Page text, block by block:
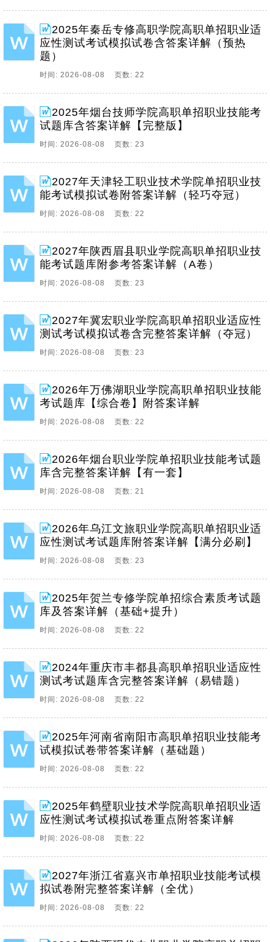
2025年秦岳专修高职学院高职单招职业适
应性测试考试模拟试卷含答案详解（预热
题）
时间: 2026-08-08 页数: 22
2025年烟台技师学院高职单招职业技能考
试题库含答案详解【完整版】
时间: 2026-08-08 页数: 23
2027年天津轻工职业技术学院单招职业技
能考试模拟试卷附答案详解（轻巧夺冠）
时间: 2026-08-08 页数: 22
2027年陕西眉县职业学院高职单招职业技
能考试题库附参考答案详解（A卷）
时间: 2026-08-08 页数: 23
2027年冀宏职业学院高职单招职业适应性
测试考试模拟试卷含完整答案详解（夺冠）
时间: 2026-08-08 页数: 23
2026年万佛湖职业学院高职单招职业技能
考试题库【综合卷】附答案详解
时间: 2026-08-08 页数: 22
2026年烟台职业学院单招职业技能考试题
库含完整答案详解【有一套】
时间: 2026-08-08 页数: 21
2026年乌江文旅职业学院高职单招职业适
应性测试考试题库附答案详解【满分必刷】
时间: 2026-08-08 页数: 23
2025年贺兰专修学院单招综合素质考试题
库及答案详解（基础+提升）
时间: 2026-08-08 页数: 22
2024年重庆市丰都县高职单招职业适应性
测试考试题库含完整答案详解（易错题）
时间: 2026-08-08 页数: 22
2025年河南省南阳市高职单招职业技能考
试模拟试卷带答案详解（基础题）
时间: 2026-08-08 页数: 22
2025年鹤壁职业技术学院高职单招职业适
应性测试考试模拟试卷重点附答案详解
时间: 2026-08-08 页数: 22
2027年浙江省嘉兴市单招职业技能考试模
拟试卷附完整答案详解（全优）
时间: 2026-08-08 页数: 22